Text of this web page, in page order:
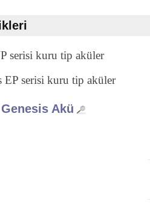
serisi kuru tip aküler
EP serisi kuru tip aküler
Genesis Akü